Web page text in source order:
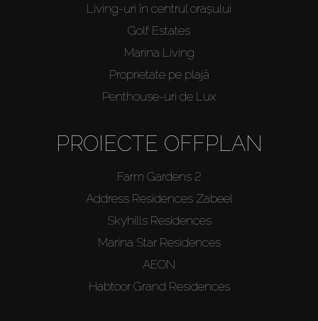
Living-uri în centrul orașului
Golf Estates
Marina Living
Proprietate pe plajă
Penthouse-uri de Lux
PROIECTE OFFPLAN
Farm Gardens 2
Address Residences Zabeel
Skyhills Residences
Marina Star Residences
AEON
Habtoor Grand Residences